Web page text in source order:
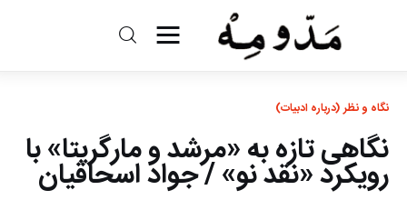
مد و مه
ادبیات
سینما
نگاه و نظر (درباره ادبیات)
نگاهی تازه به «مرشد و مارگریتا» با
رویکرد «نقد نو» / جواد اسحاقیان